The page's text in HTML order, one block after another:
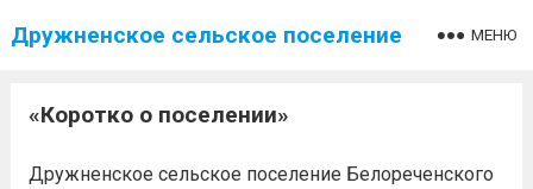
Дружненское сельское поселение МЕНЮ
«Коротко о поселении»
Дружненское сельское поселение Белореченского